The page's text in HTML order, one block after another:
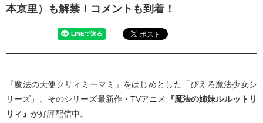
本京里）も解禁！コメントも到着！
『魔法の天使クリィミーマミ』をはじめとした「ぴえろ魔法少女シ
リーズ」。そのシリーズ最新作・TVアニメ
『魔法の姉妹ルルットリ
リィ』 が好評配信中。